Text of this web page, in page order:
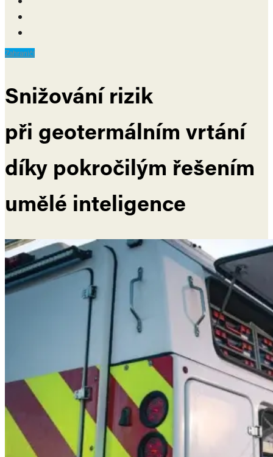
Zahraničí
Snižování rizik
při geotermálním vrtání
díky pokročilým řešením
umělé inteligence